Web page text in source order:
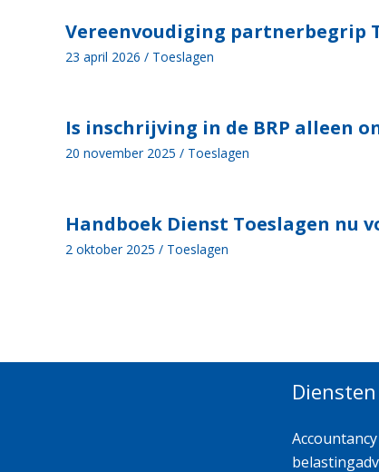
Vereenvoudiging partnerbegrip
23 april 2026 / Toeslagen
Is inschrijving in de BRP alleen
20 november 2025 / Toeslagen
Handboek Dienst Toeslagen nu
2 oktober 2025 / Toeslagen
Diensten